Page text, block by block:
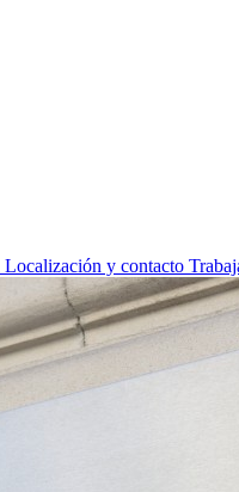
Localización y contacto